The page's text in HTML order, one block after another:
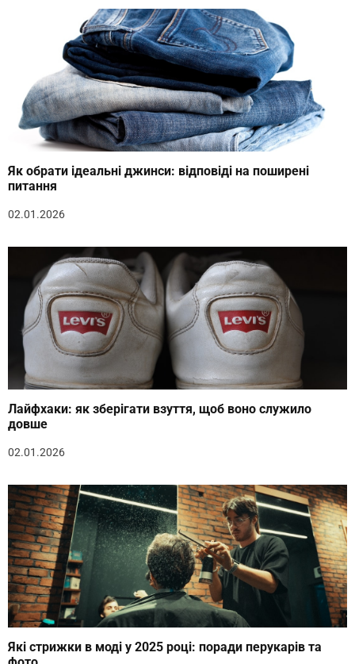
Як обрати ідеальні джинси: відповіді на поширені
питання
02.01.2026
Лайфхаки: як зберігати взуття, щоб воно служило
довше
02.01.2026
Які стрижки в моді у 2025 році: поради перукарів та